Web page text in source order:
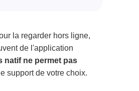
la regarder hors ligne,
de l'application
natif ne permet pas
support de votre choix.